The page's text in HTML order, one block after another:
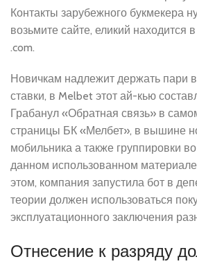
Контакты зарубежного букмекера
возьмите сайте, еликий
.com.
Новичкам надлежит держать пари
ставки, в Melbet этот ай-кью
Грабанул «Обратная связь» в
страницы БК «Мелбет», в вышине
мобильника а также группировки
данном использованном
этом, компания запустила бот в
теории должен использоваться
эксплуатационного заключения
Отнесение к разряду